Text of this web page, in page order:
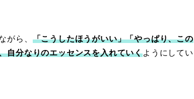
がら、 「こうしたほうがいい」「やっぱり、この
自分なりのエッセンスを入れていくようにしてい